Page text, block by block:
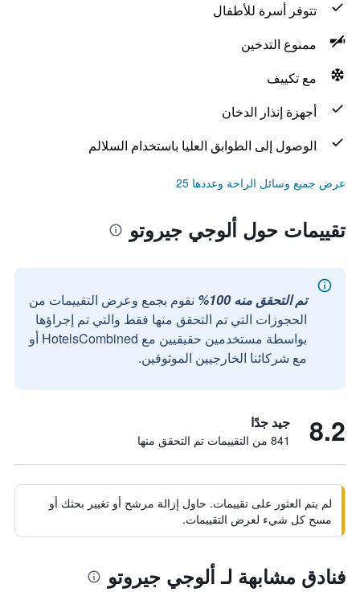
تتوفر أسرة للأطفال
ممنوع التدخين
مع تكييف
أجهزة إنذار الدخان
الوصول إلى الطوابق العليا باستخدام السلالم
عرض جميع وسائل الراحة وعددها 25
تقييمات حول ألوجي جيروتو
تم التحقق منه 100%
نقوم بجمع وعرض التقييمات من
الحجوزات التي تم التحقق منها فقط والتي تم إجراؤها
بواسطة مستخدمين حقيقيين مع HotelsCombined أو
مع شركائنا الخارجيين الموثوقين.
8.2 جيد جدًا
841 من التقييمات تم التحقق منها
لم يتم العثور على تقييمات. حاول إزالة مرشح أو تغيير بحثك أو
مسح كل شيء لعرض التقييمات.
فنادق مشابهة لـ ألوجي جيروتو